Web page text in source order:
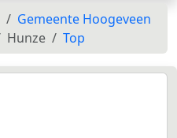
Gemeente Hoogeveen
Hunze Top